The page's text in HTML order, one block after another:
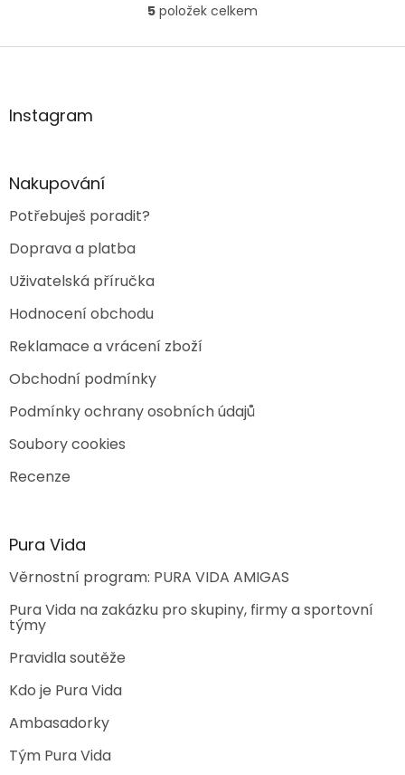
O
l
5 položek celkem
Z
aInstagram
Nakupování
Potřebuješ poradit?
Doprava a platba
Uživatelská příručka
Hodnocení obchodu
Reklamace a vrácení zboží
Obchodní podmínky
Podmínky ochrany osobních údajů
Soubory cookies
Recenze
Pura Vida
Věrnostní program: PURA VIDA AMIGAS
Pura Vida na zakázku pro skupiny, firmy a sportovní
týmy
Pravidla soutěže
Kdo je Pura Vida
Ambasadorky
Tým Pura Vida